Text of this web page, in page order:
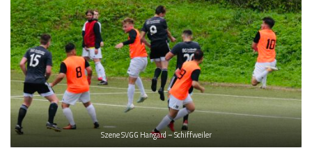
Szene SVGG Hangard – Schiffweiler